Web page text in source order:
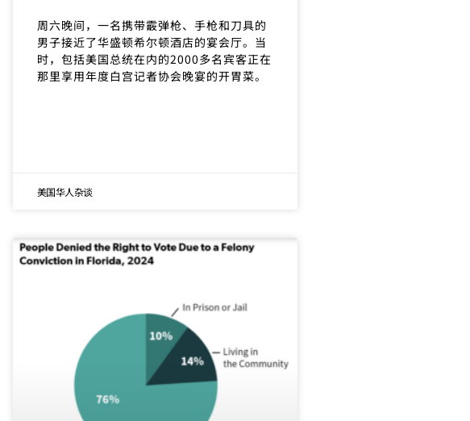
周六晚间，一名携带霰弹枪、手枪和刀具的
男子接近了华盛顿希尔顿酒店的宴会厅。当
时，包括美国总统在内的2000多名宾客正在
那里享用年度白宫记者协会晚宴的开胃菜。
美国华人杂谈